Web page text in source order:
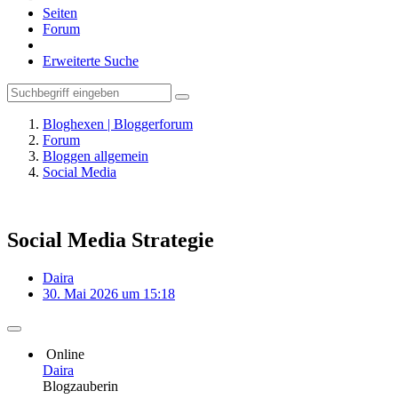
Seiten
Forum
Erweiterte Suche
Bloghexen | Bloggerforum
Forum
Bloggen allgemein
Social Media
Social Media Strategie
Daira
30. Mai 2026 um 15:18
Online
Daira
Blogzauberin